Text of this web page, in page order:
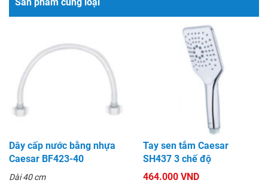
Dây cấp nước bằng nhựa
Caesar BF423-40
Dài 40 cm
Tay sen tắm Caesar
SH437 3 chế độ
464.000 VND